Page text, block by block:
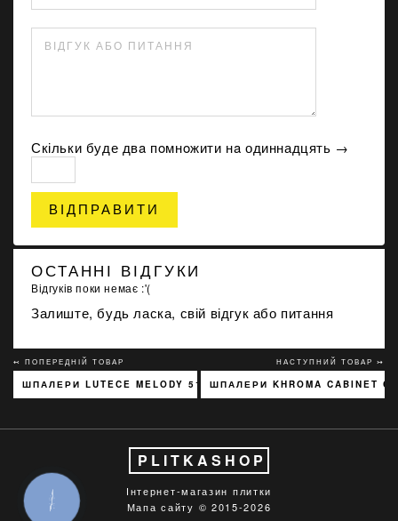
ВІДГУК АБО ПИТАННЯ
Скільки буде двa пoмнoжити нa одиннадцять →
ВІДПРАВИТИ
ОСТАННІ ВІДГУКИ
Відгуків поки немає :'(
Залиште, будь ласка, свій відгук або питання
↢ ПОПЕРЕДНІЙ ТОВАР
ШПАЛЕРИ LUTECE MELODY 51197301
НАСТУПНИЙ ТОВАР ↣
ШПАЛЕРИ KHROMA CABINET
PLITKASHOP
Інтернет-магазин плитки
Мапа сайту © 2015-2026
КНОПКА
ЗВ'ЯЗКУ